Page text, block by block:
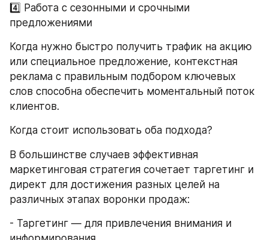
4️⃣ Работа с сезонными и срочными
предложениями
Когда нужно быстро получить трафик на акцию
или специальное предложение, контекстная
реклама с правильным подбором ключевых
слов способна обеспечить моментальный поток
клиентов.
Когда стоит использовать оба подхода?
В большинстве случаев эффективная
маркетинговая стратегия сочетает таргетинг и
директ для достижения разных целей на
различных этапах воронки продаж:
- Таргетинг — для привлечения внимания и